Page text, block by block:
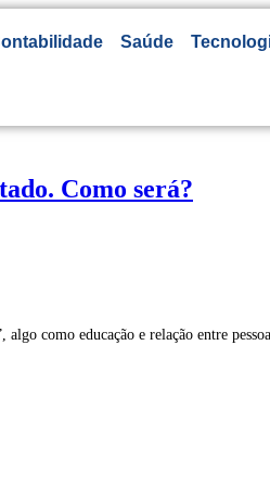
Saúde
Como será?
como educação e relação entre